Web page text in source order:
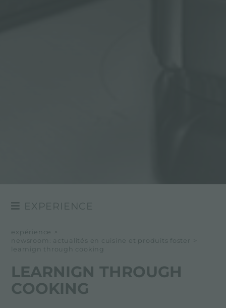
EXPERIENCE
EVÉNÉMENTS
expérience
>
newsroom: actualités en cuisine et produits foster
>
learnign through cooking
LEARNIGN THROUGH
COOKING